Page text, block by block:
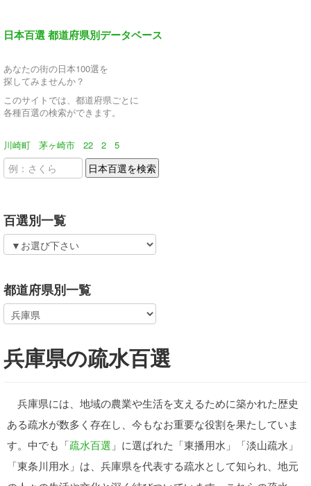
日本百選 都道府県別データベース
あなたの街の日本100選を
探してみませんか？
このサイトでは、都道府県ごとに
各種百選の検索ができます。
川崎町 茅ヶ崎市 22 2 5
百選別一覧
都道府県別一覧
兵庫県の疏水百選
兵庫県には、地域の農業や生活を支えるために築かれた歴史
ある疏水が数多く存在し、今もなお重要な役割を果たしていま
す。中でも「疏水百選 」に選ばれた「東播用水」「淡山疏水」
「東条川用水」は、兵庫県を代表する疏水として知られ、地元